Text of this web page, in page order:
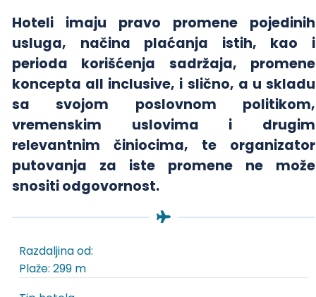
Hoteli imaju pravo promene pojedinih
usluga, načina plaćanja istih, kao i
perioda korišćenja sadržaja, promene
koncepta all inclusive, i slično, a u skladu
sa svojom poslovnom politikom,
vremenskim uslovima i drugim
relevantnim činiocima, te organizator
putovanja za iste promene ne može
snositi odgovornost.
Razdaljina od:
Plaže: 299 m